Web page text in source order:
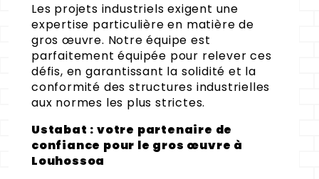
Les projets industriels exigent une
expertise particulière en matière de
gros œuvre. Notre équipe est
parfaitement équipée pour relever ces
défis, en garantissant la solidité et la
conformité des structures industrielles
aux normes les plus strictes.
Ustabat : votre partenaire de
confiance pour le gros œuvre à
Louhossoa